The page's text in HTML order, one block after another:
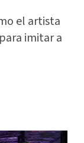
el artista
imitar a